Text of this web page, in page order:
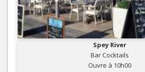
Spey River
Bar Cocktails
Ouvre à 10h00